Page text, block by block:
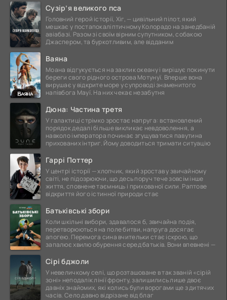
Сузір’я великого пса
Головний герой історії, Хіг, — цивільний пілот, який
мешкає у постапокаліптичному Колорадо на занедбаній
авіабазі. Разом зі своїм вірним супутником, собакою
Джаспером, та буркотливим, але відданим
Ваяна
Моана відгукується на заклик океану і вирішує покинути
береги свого рідного острова Мотунуї. Вперше вона
вирушає у відкрите море у супроводі знаменитого
напівбога Мауї. На них чекає незабутня
Дюна: Частина третя
У галактиці стрімко зростає напруга: встановлений
порядок дедалі більше викликає невдоволення, а
навколо імператора починає згущуватися павутина
прихованих інтриг. Йому доводиться тримати ситуацію
Гаррі Поттер
У центрі історії — хлопчик, який зростав у звичайному
світі, не підозрюючи, що десь поруч тече зовсім інше
життя, сповнене таємниць і прихованої сили. Раптове
відкриття його істинної природи стає
Батьківські збори
Коли шкільні вибори, здавалося б, звичайна подія,
перетворюються на поле битви, напруга досягає
апогею. Перемога сина вчительки стає іскрою, що
запалює хвилю обурення серед батьків. Вони впевнені —
Сірі бджоли
У невеличкому селі, що розташоване в так званій «сірій
зоні» неподалік лінії фронту, залишились лише двоє
давніх знайомих, які колись були ворогами ще з дитячих
часів. Село давно відрізане від благ